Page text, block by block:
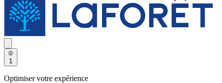
1
Optimiser votre expérience